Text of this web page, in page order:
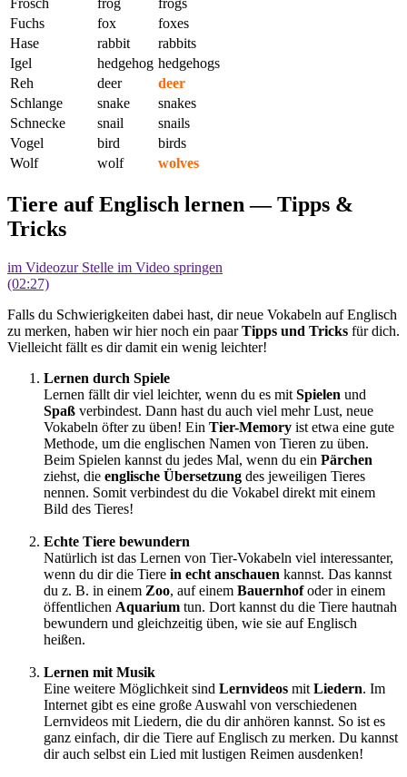
Frosch frog
frogs
Fuchs
fox
foxes
Hase
rabbit
rabbits
Igel
hedgehog hedgehogs
Reh
deer
deer
Schlange
snake
snakes
Schnecke
snail
snails
Vogel
bird
birds
Wolf
wolf wolves
Tiere auf Englisch lernen — Tipps &
Tricks
im Videozur Stelle im Video springen
(02:27)
Falls du Schwierigkeiten dabei hast, dir neue Vokabeln auf Englisch
zu merken, haben wir hier noch ein paarTipps und Tricks für dich.
Vielleicht fällt es dir damit ein wenig leichter!
Lernen durch Spiele
Lernen fällt dir viel leichter, wenn du es mit Spielen und
Spaß verbindest. Dann hast du auch viel mehr Lust, neue
Vokabeln öfter zu üben! Ein Tier-Memory ist etwa eine gute
Methode, um die englischen Namen von Tieren zu üben.
Beim Spielen kannst du jedes Mal, wenn du ein Pärchen
ziehst, die englische Übersetzung des jeweiligen Tieres
nennen. Somit verbindest du die Vokabel direkt mit einem
Bild des Tieres!
Echte Tiere bewundern
Natürlich ist das Lernen von Tier-Vokabeln viel interessanter,
wenn du dir die Tiere in echt anschauen kannst. Das kannst
du z. B. in einem Zoo, auf einem Bauernhofoder in einem
öffentlichen Aquarium tun. Dort kannst du die Tiere hautnah
bewundern und gleichzeitig üben, wie sie auf Englisch
heißen.
Lernen mit Musik
Eine weitere Möglichkeit sind Lernvideos mit Liedern. Im
Internet gibt es eine große Auswahl von verschiedenen
Lernvideos mit Liedern, die du dir anhören kannst. So ist es
ganz einfach, dir die Tiere auf Englisch zu merken. Du kannst
dir auch selbst ein Lied mit lustigen Reimen ausdenken!